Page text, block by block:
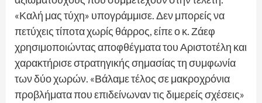
«Καλή μας τύχη» υπογράμμισε. Δεν μπορείς να
πετύχεις τίποτα χωρίς θάρρος, είπε ο κ. Ζάεφ
χρησιμοποιώντας αποφθέγματα του Αριστοτέλη και
χαρακτήρισε στρατηγικής σημασίας τη συμφωνία
των δύο χωρών. «Βάλαμε τέλος σε μακροχρόνια
προβλήματα που επιδείνωναν τις διμερείς σχέσεις»